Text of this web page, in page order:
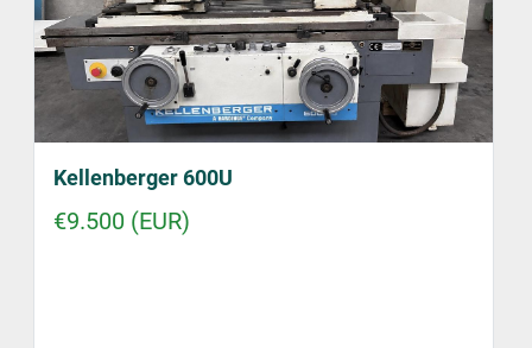
Kellenberger 600U
€9.500 (EUR)